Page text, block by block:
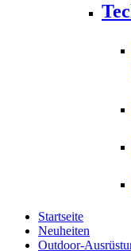
Startseite
Neuheiten
Outdoor-